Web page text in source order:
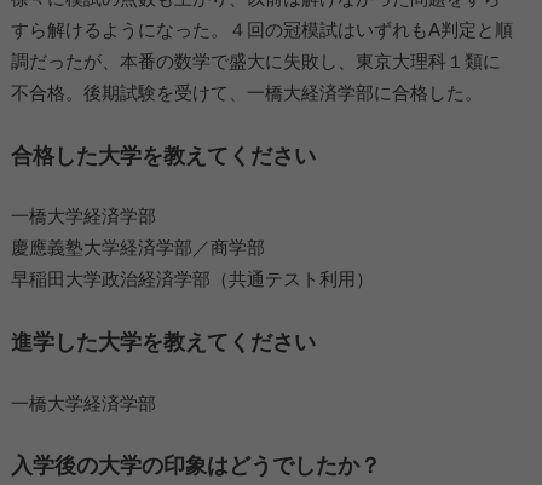
すら解けるようになった。４回の冠模試はいずれもA判定と順
調だったが、本番の数学で盛大に失敗し、東京大理科１類に
不合格。後期試験を受けて、一橋大経済学部に合格した。
合格した大学を教えてください
一橋大学経済学部
慶應義塾大学経済学部／商学部
早稲田大学政治経済学部（共通テスト利用）
進学した大学を教えてください
一橋大学経済学部
入学後の大学の印象はどうでしたか？